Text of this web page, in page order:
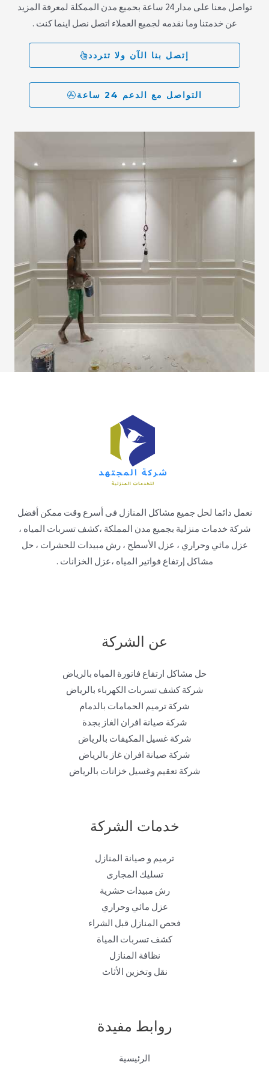
تواصل معنا على مدار 24 ساعة بحميع مدن الممكلة لمعرفة المزيد
عن خدمتنا وما نقدمه لجميع العملاء اتصل نصل اينما كنت .
إتصل بنا الآن ولا تتردد
التواصل مع الدعم 24 ساعة
نعمل دائما لحل جميع مشاكل المنازل فى أسرع وقت ممكن أفضل
شركة خدمات منزلية بجميع مدن المملكة ،كشف تسربات المياه ،
عزل مائي وحراري ، عزل الأسطح ، رش مبيدات للحشرات ، حل
مشاكل إرتفاع فواتير المياه ،عزل الخزانات .
عن الشركة
حل مشاكل ارتفاع فاتورة المياه بالرياض
شركة كشف تسربات الكهرباء بالرياض
شركة ترميم الحمامات بالدمام
شركة صيانة افران الغاز بجدة
شركة غسيل المكيفات بالرياض
شركة صيانة افران غاز بالرياض
شركة تعقيم وغسيل خزانات بالرياض
خدمات الشركة
ترميم و صيانة المنازل
تسليك المجارى
رش مبيدات حشرية
عزل مائي وحراري
فحص المنازل قبل الشراء
كشف تسربات المياة
نظافة المنازل
نقل وتخزين الأثاث
روابط مفيدة
الرئيسية